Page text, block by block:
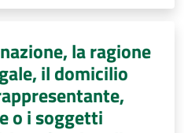
la ragione
il domicilio
o i soggetti